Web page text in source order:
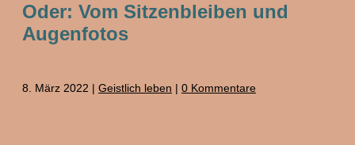
Oder: Vom Sitzenbleiben und
Augenfotos
8. März 2022 | Geistlich leben | 0 Kommentare